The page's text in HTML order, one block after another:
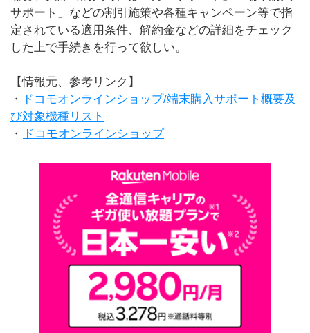
サポート」などの割引施策や各種キャンペーン等で指
定されている適用条件、解約金などの詳細をチェック
した上で手続きを行って欲しい。
【情報元、参考リンク】
・
ドコモオンラインショップ/端末購入サポート概要及
び対象機種リスト
・
ドコモオンラインショップ